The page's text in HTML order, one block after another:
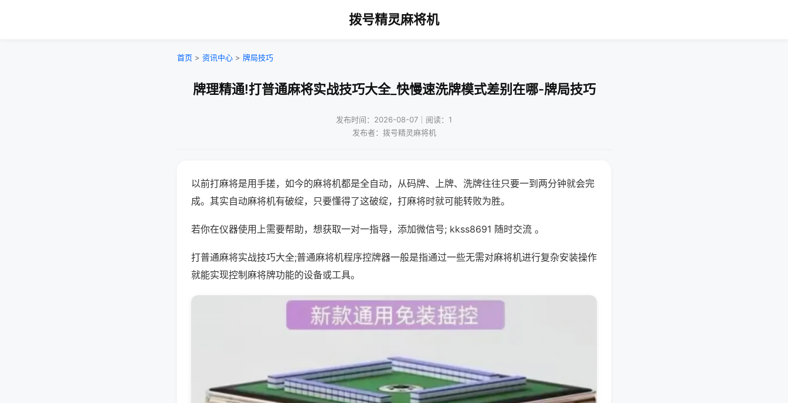
拨号精灵麻将机
首页 > 资讯中心 > 牌局技巧
牌理精通!打普通麻将实战技巧大全_快慢速洗牌模式差别在哪-牌局技巧
发布时间：2026-08-07｜阅读：1
发布者：拨号精灵麻将机
以前打麻将是用手搓，如今的麻将机都是全自动，从码牌、上牌、洗牌往往只要一到两分钟就会完
成。其实自动麻将机有破绽，只要懂得了这破绽，打麻将时就可能转败为胜。
若你在仪器使用上需要帮助，想获取一对一指导，添加微信号; kkss8691 随时交流 。
打普通麻将实战技巧大全;普通麻将机程序控牌器一般是指通过一些无需对麻将机进行复杂安装操作
就能实现控制麻将牌功能的设备或工具。